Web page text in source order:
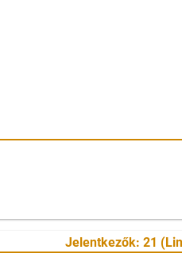
Jelentkezők: 21